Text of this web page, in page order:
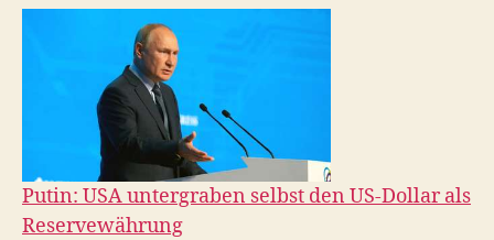
Putin: USA untergraben selbst den US-Dollar als
Reservewährung